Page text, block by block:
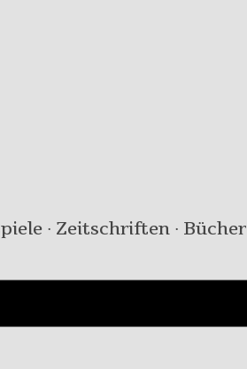
· Zeitschriften · Bücher